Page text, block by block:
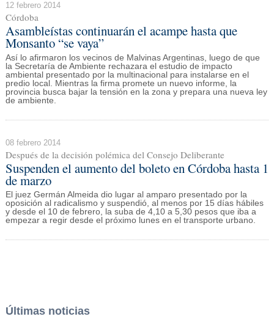
12 febrero 2014
Córdoba
Asambleístas continuarán el acampe hasta que
Monsanto “se vaya”
Así lo afirmaron los vecinos de Malvinas Argentinas, luego de que
la Secretaría de Ambiente rechazara el estudio de impacto
ambiental presentado por la multinacional para instalarse en el
predio local. Mientras la firma promete un nuevo informe, la
provincia busca bajar la tensión en la zona y prepara una nueva ley
de ambiente.
08 febrero 2014
Después de la decisión polémica del Consejo Deliberante
Suspenden el aumento del boleto en Córdoba hasta 1
de marzo
El juez Germán Almeida dio lugar al amparo presentado por la
oposición al radicalismo y suspendió, al menos por 15 días hábiles
y desde el 10 de febrero, la suba de 4,10 a 5,30 pesos que iba a
empezar a regir desde el próximo lunes en el transporte urbano.
Últimas noticias